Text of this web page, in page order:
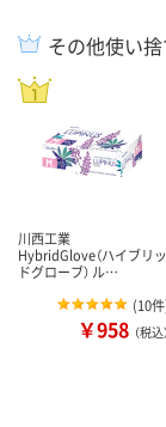
その他使い
川西工業
HybridGlove（ハイブリッ
ドグローブ） ル…
(10件
￥958 （税込）